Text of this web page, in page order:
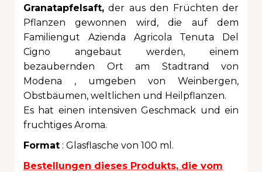
Granatapfelsaft, der aus den Früchten der
Pflanzen gewonnen wird, die auf dem
Familiengut Azienda Agricola Tenuta Del
Cigno angebaut werden,
einem
bezaubernden Ort am Stadtrand von
Modena
, umgeben von Weinbergen,
Obstbäumen, weltlichen und Heilpflanzen.
Es hat einen intensiven Geschmack und ein
fruchtiges Aroma.
Format : Glasflasche von 100 ml.
Bestellungen dieses Produkts, die vom